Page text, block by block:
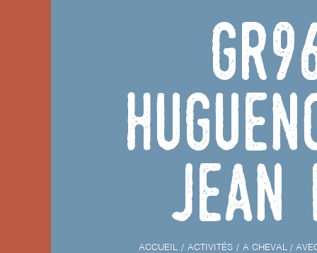
ACCUEIL ACTIVITÉS A CHEVAL /